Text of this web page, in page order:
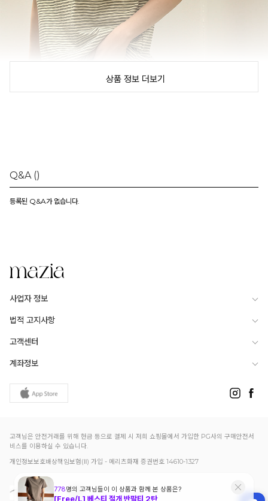
상품 정보 더보기
Q&A ()
등록된 Q&A가 없습니다.
사업자 정보
법적 고지사항
고객센터
계좌정보
고객님은 안전거래를 위해 현금 등으로 결제 시 저희 쇼핑몰에서 가입한 PG사의 구매안전서
비스를 이용하실 수 있습니다.
개인정보보호배상책임보험(Ⅱ) 가입 - 메리츠화재 증권번호 14610-1327